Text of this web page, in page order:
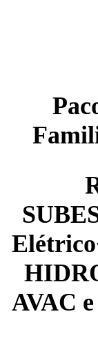
AVAC